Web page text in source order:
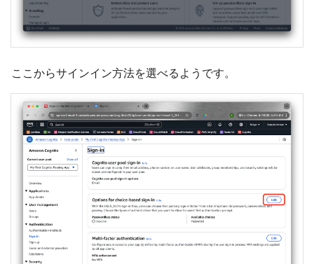
ここからサインイン方法を選べるようです。